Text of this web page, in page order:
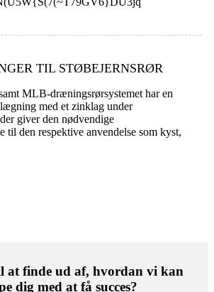
TIL STØBEJERNSRØR
MLB-dræningsrørsystemet har en
med et zinklag under
giver den nødvendige
til den respektive anvendelse som kyst,
at finde ud af, hvordan vi kan
dig med at få succes?